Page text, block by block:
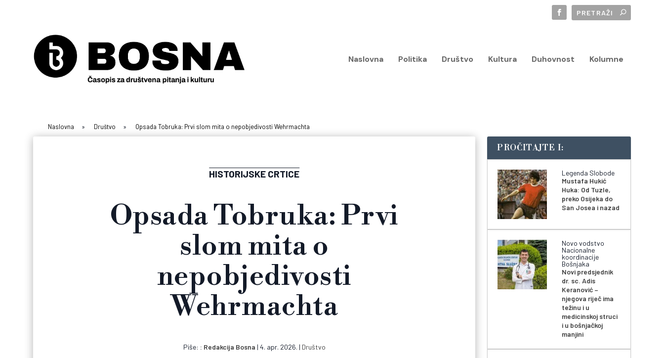
Naslovna Politika Društvo Kultura Duhovnost Kolumne
Naslovna » Društvo » Opsada Tobruka: Prvi slom mita o nepobjedivosti Wehrmachta
HISTORIJSKE CRTICE
Opsada Tobruka: Prvi
slom mita o
nepobjedivosti
Wehrmachta
Piše: Redakcija Bosna | 4. apr. 2026. | Društvo
PROČITAJTE I:
Legenda Slobode
Mustafa Hukić
Huka: Od Tuzle,
preko Osijeka do
San Josea i nazad
Novo vodstvo
Nacionalne
koordinacije
Bošnjaka
Novi predsjednik
dr. sc. Adis
Keranović –
njegova riječ ima
težinu i u
medicinskoj struci
i u bošnjačkoj
manjini